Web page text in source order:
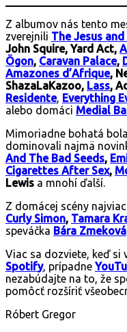
Z albumov nás tento
zverejnili The Jesus
John Squire, Yard Act,
Ögon, Caravan Palace,
Amazones d’Afrique,
ShazaLaKazoo, Lass,
Residente, Everything
alebo domáci Medial
Mimoriadne bohatá
dominovali najmä
And The Bad Seeds,
Cigarettes After Sex,
Lewis a mnohí ďalší.
Z domácej scény
Curly Simon, Tamara
speváčka Bára Zmeková
Viac sa dozviete, keď si
Spotify, prípadne
nezabúdajte na to, že
pomôcť rozšíriť
Róbert Gregor